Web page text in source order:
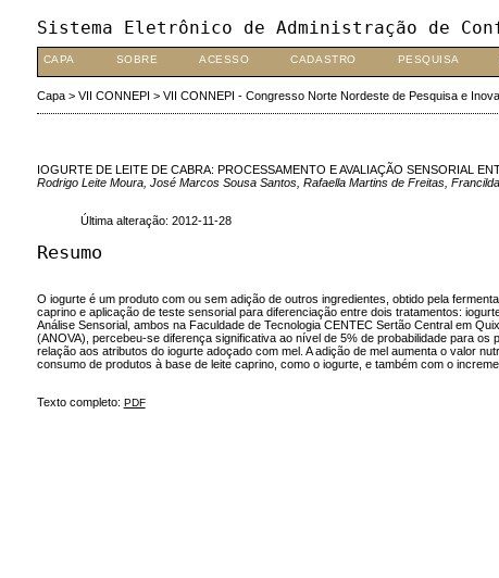
Sistema Eletrônico de Administração de
CAPA SOBRE ACESSO CADASTRO PESQUISA
Capa> VII CONNEPI > VII CONNEPI - Congresso Norte Nordeste de Pesquisa e
IOGURTE DE LEITE DE CABRA: PROCESSAMENTO E AVALIAÇÃO SENSORIAL
Rodrigo Leite Moura, José Marcos Sousa Santos, Rafaella Martins de Freitas,
Última alteração: 2012-11-28
Resumo
O iogurte é um produto com ou sem adição de outros ingredientes, obtido pela
caprino e aplicação de teste sensorial para diferenciação entre dois tratamentos:
Análise Sensorial, ambos na Faculdade de Tecnologia CENTEC Sertão Central em
(ANOVA), percebeu-se diferença significativa ao nível de 5% de probabilidade para
relação aos atributos do iogurte adoçado com mel. A adição de mel aumenta o valor
consumo de produtos à base de leite caprino, como o iogurte, e também com o
Texto completo: PDF